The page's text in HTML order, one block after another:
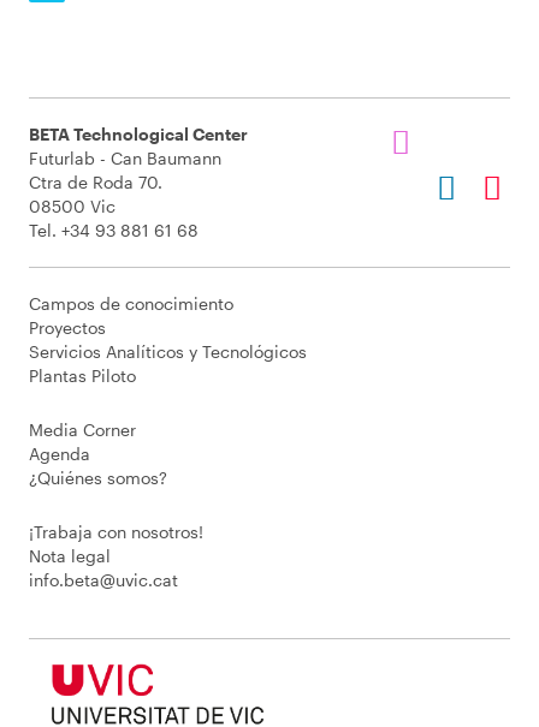
BETA Technological Center
Futurlab - Can Baumann
Ctra de Roda 70.
08500 Vic
Tel. +34 93 881 61 68
Campos de conocimiento
Proyectos
Servicios Analíticos y Tecnológicos
Plantas Piloto
Media Corner
Agenda
¿Quiénes somos?
¡Trabaja con nosotros!
Nota legal
info.beta@uvic.cat